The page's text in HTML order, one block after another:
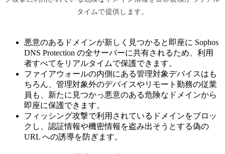
タイムで提供します。
悪意のあるドメインが新しく見つかると即座に Sophos
DNS Protection の全サーバーに共有されるため、利用
者すべてをリアルタイムで保護できます。
ファイアウォールの内側にある管理対象デバイスはも
ちろん、管理対象外のデバイスやリモート勤務の従業
員も、新たに見つかっ悪意のある危険なドメインから
即座に保護できます。
フィッシング攻撃で利用されているドメインをブロッ
クし、認証情報や機密情報を盗み出そうとする偽の
URL への誘導を防ぎます。